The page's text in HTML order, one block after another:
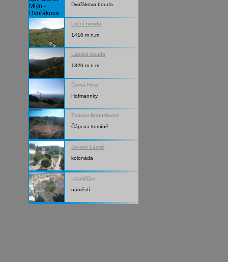
Dvořákova bouda
Luční bouda
1410 m n.m.
Labská bouda
1320 m n.m.
Černá Hora
Hofmannky
Trutnov-Bohuslavice
Čápi na komíně
Janské Lázně
kolonáda
Litoměřice
náměstí